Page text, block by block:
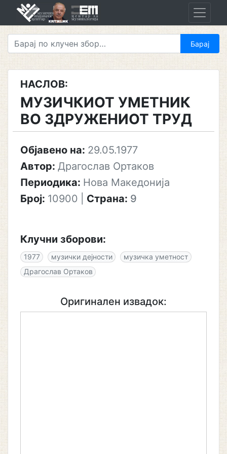
НАСЛОВ:
МУЗИЧКИОТ УМЕТНИК
ВО ЗДРУЖЕНИОТ ТРУД
Објавено на: 29.05.1977
Автор: Драгослав Ортаков
Периодика: Нова Македонија
Број: 10900 Страна: 9
Клучни зборови:
1977 музички дејности
музичка уметност
Драгослав Ортаков
Оригинален извадок: